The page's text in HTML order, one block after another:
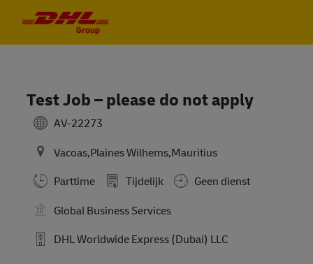
Test Job – please do not apply
AV-22273
Vacoas,Plaines Wilhems,Mauritius
Parttime
Tijdelijk
Geen dienst
Global Business Services
DHL Worldwide Express (Dubai) LLC